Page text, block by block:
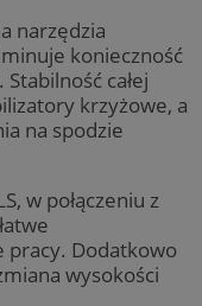
narzędzia
konieczność
całej
krzyżowe, a
na spodzie
w połączeniu z
pracy. Dodatkowo
wysokości